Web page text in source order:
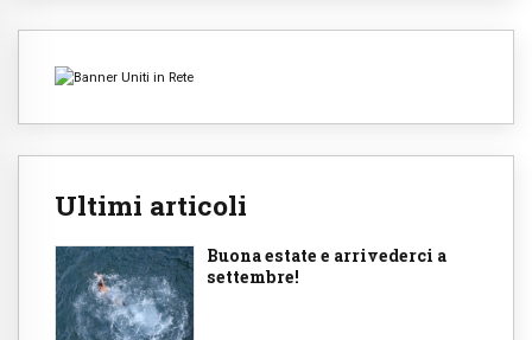
Ultimi articoli
Buona estate e arrivederci a
settembre!